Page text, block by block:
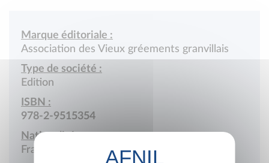
Marque éditoriale :
Association des Vieux gréements granvillais
Type de société :
Edition
ISBN :
978-2-9515354
Nationalité :
France